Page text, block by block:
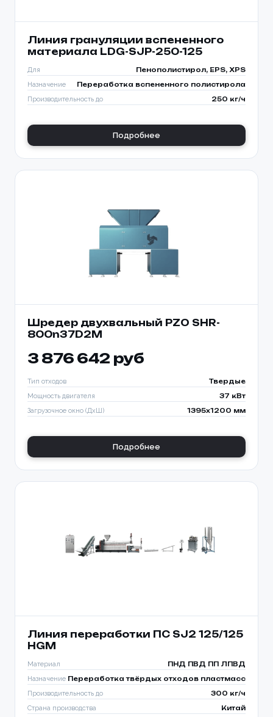
Линия грануляции вспененного
материала LDG-SJP-250-125
Для Пенополистирол, EPS, XPS
Назначение Переработка вспененного полистирола
Производительность до 250 кг/ч
Подробнее
Шредер двухвальный PZO SHR-
800n37D2M
3 876 642 руб
Тип отходов Твердые
Мощность двигателя 37 кВт
Загрузочное окно (ДхШ) 1395x1200 мм
Подробнее
Линия переработки ПС SJ2 125/125
HGM
Материал ПНД ПВД ПП ЛПВД
Назначение Переработка твёрдых отходов пластмасс
Производительность до 300 кг/ч
Страна производства Китай